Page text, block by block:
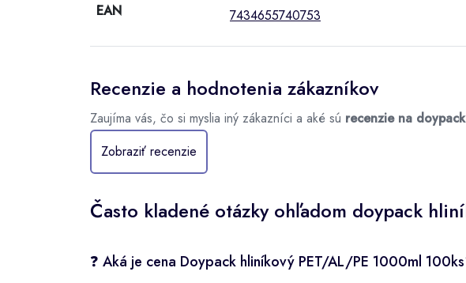
EAN 7434655740753
Recenzie a hodnotenia zákazníkov
Zaujíma vás, čo si myslia iný zákazníci a aké sú recenzie na
Zobraziť recenzie
Často kladené otázky ohľadom doypack
❓ Aká je cena Doypack hliníkový PET/AL/PE 1000ml